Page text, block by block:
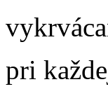
pri